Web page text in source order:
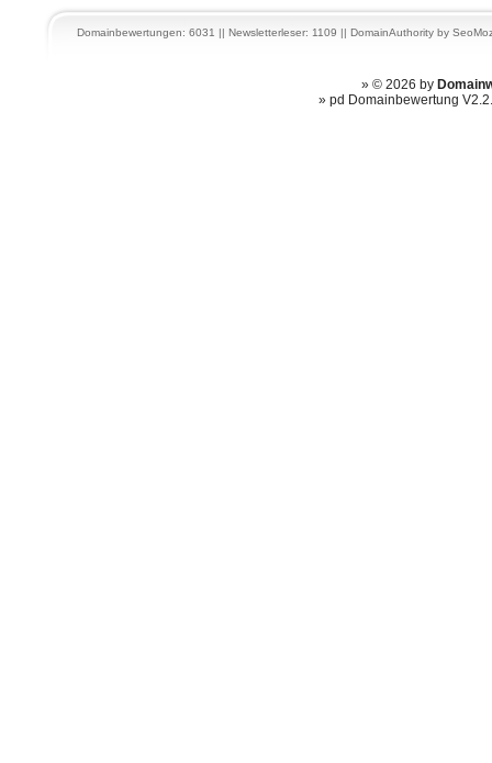
Domainbewertungen: 6031 || Newsletterleser: 1109 || DomainAuthority by
» © 2026 by
» pd Domainbewertung